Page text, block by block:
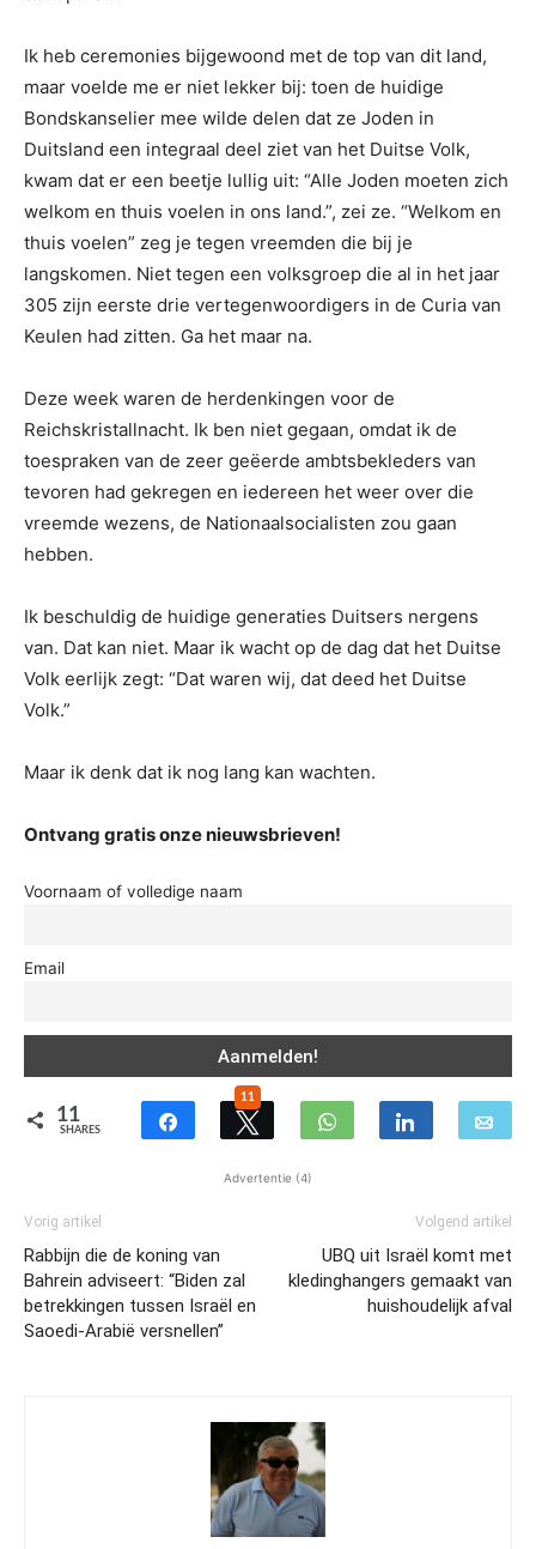
Ik heb ceremonies bijgewoond met de top van dit land,
maar voelde me er niet lekker bij: toen de huidige
Bondskanselier mee wilde delen dat ze Joden in
Duitsland een integraal deel ziet van het Duitse Volk,
kwam dat er een beetje lullig uit: “Alle Joden moeten zich
welkom en thuis voelen in ons land.”, zei ze. “Welkom en
thuis voelen” zeg je tegen vreemden die bij je
langskomen. Niet tegen een volksgroep die al in het jaar
305 zijn eerste drie vertegenwoordigers in de Curia van
Keulen had zitten. Ga het maar na.
Deze week waren de herdenkingen voor de
Reichskristallnacht. Ik ben niet gegaan, omdat ik de
toespraken van de zeer geëerde ambtsbekleders van
tevoren had gekregen en iedereen het weer over die
vreemde wezens, de Nationaalsocialisten zou gaan
hebben.
Ik beschuldig de huidige generaties Duitsers nergens
van. Dat kan niet. Maar ik wacht op de dag dat het Duitse
Volk eerlijk zegt: “Dat waren wij, dat deed het Duitse
Volk.”
Maar ik denk dat ik nog lang kan wachten.
Ontvang gratis onze nieuwsbrieven!
Voornaam of volledige naam
Email
11
SHARES
11
Advertentie (4)
Vorig artikel
Rabbijn die de koning van
Bahrein adviseert: “Biden zal
betrekkingen tussen Israël en
Saoedi-Arabië versnellen”
Volgend artikel
UBQ uit Israël komt met
kledinghangers gemaakt van
huishoudelijk afval